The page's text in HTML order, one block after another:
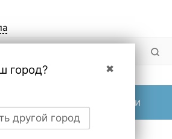
✖
город?
другой город
О компании